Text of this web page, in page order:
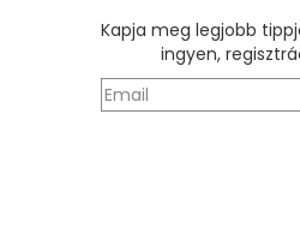
Kapja meg legjobb
ingyen,